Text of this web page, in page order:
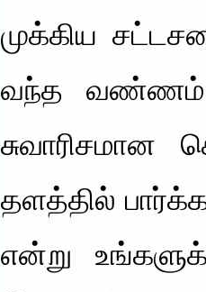
முக்கிய
வந்த வண்ணம்
தளத்தில்
என்று